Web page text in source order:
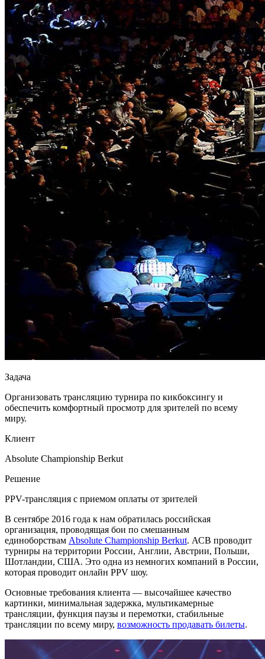
Задача
Организовать трансляцию турнира по кикбоксингу и
обеспечить комфортный просмотр для зрителей по всему
миру.
Клиент
Absolute Championship Berkut
Решение
РРV-трансляция с приемом оплаты от зрителей
В сентябре 2016 года к нам обратилась российская
организация, проводящая бои по смешанным
единоборствам Absolute Championship Berkut. АСВ проводит
турниры на территории России, Англии, Австрии, Польши,
Шотландии, США. Это одна из немногих компаний в России,
которая проводит онлайн PPV шоу.
Основные требования клиента — высочайшее качество
картинки, минимальная задержка, мультикамерные
трансляции, функция паузы и перемотки, стабильные
трансляции по всему миру, возможность продавать билеты.